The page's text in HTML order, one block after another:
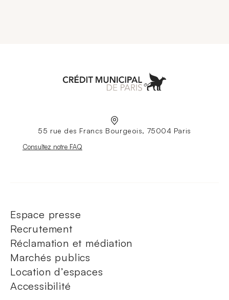
55 rue des Francs Bourgeois, 75004 Paris
Nouvelle fenêtre
Consultez notre FAQ
Espace presse
Recrutement
Réclamation et médiation
Marchés publics
Location d’espaces
Accessibilité